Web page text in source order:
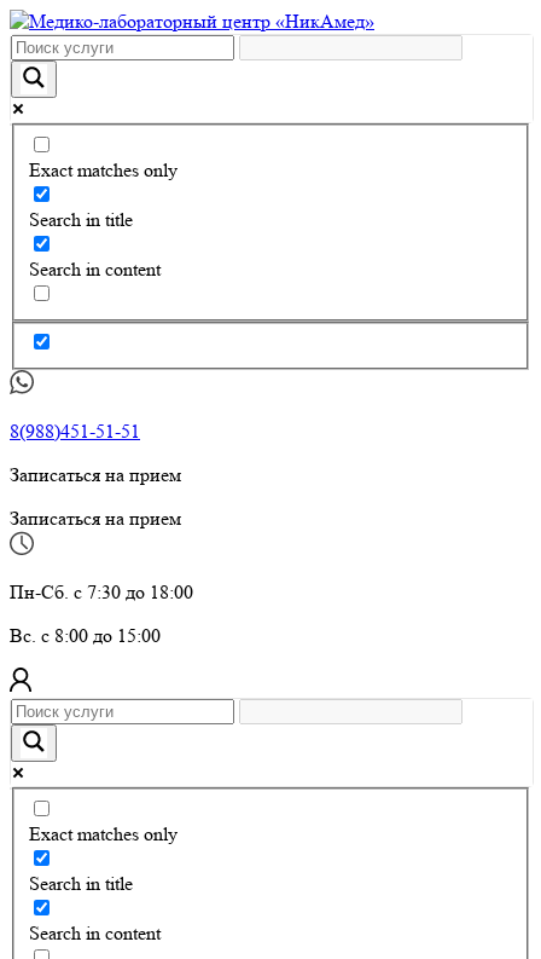
Exact matches only
Search in title
Search in content
8(988)451-51-51
Записаться на прием
Записаться на прием
Пн-Сб. с 7:30 до 18:00
Вс. с 8:00 до 15:00
Exact matches only
Search in title
Search in content